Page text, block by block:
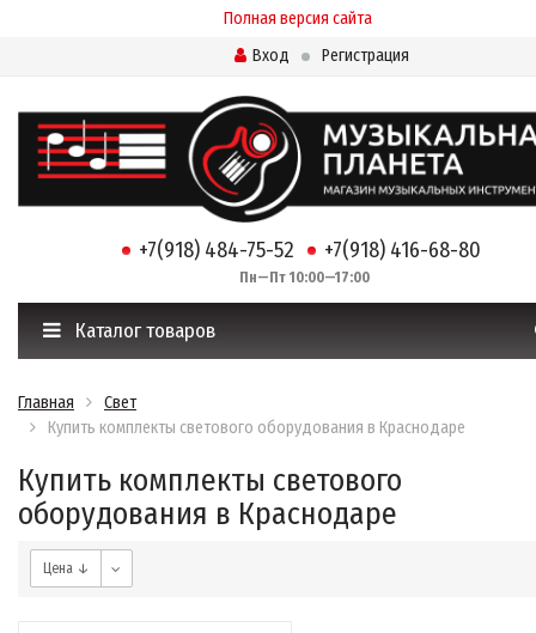
Полная версия сайта
Вход
Регистрация
+7(918) 484-75-52 +7(918) 416-68-80
Пн—Пт 10:00—17:00
Каталог товаров
Главная
Свет
Купить комплекты светового оборудования в Краснодаре
Купить комплекты светового
оборудования в Краснодаре
Цена ↓